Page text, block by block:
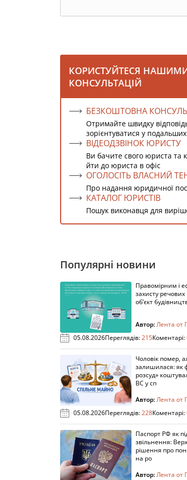
КОРИСТУЙТЕСЯ
КОНСУЛЬТАЦІЙ
БЕЗКОШТОВНА
Отримайте швидку
зорієнтуватися у подальших
ВІДЕОДЗВІНОК ЮРИСТУ
Ви бачите свого юриста та
йти до юриста в офіс
ОГОЛОСІТЬ ВЛАСНИЙ
Про надання юридичної
КАТАЛОГ ЮРИСТІВ
Пошук виконавця для
Популярні новини
Правомірним і
захисту
об’єкт
Автор:Лента от
05.08.2026Переглядів:215Коментарі:
Чоловік помер,
залишилася: як
розсуд»
ВС у сп
Автор:Лента от
05.08.2026Переглядів:228Коментарі:
Паспорт РФ як
звільнення:
рішення про
на ро
Автор:Лента от